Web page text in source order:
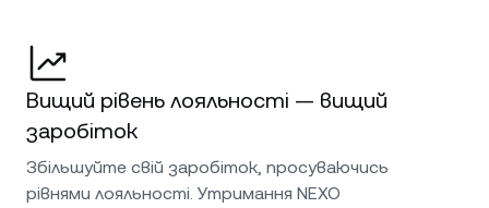
Вищий рівень лояльності — вищий
заробіток
Збільшуйте свій заробіток, просуваючись
рівнями лояльності. Утримання NEXO